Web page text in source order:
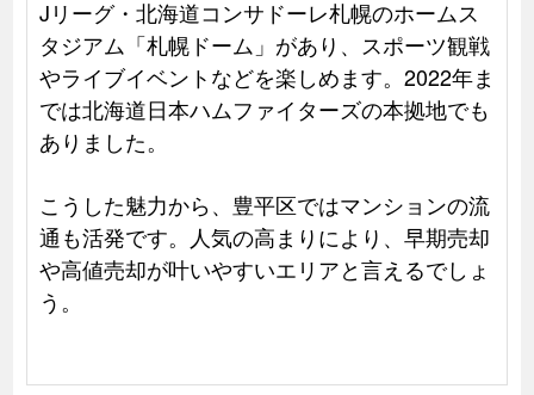
Jリーグ・北海道コンサドーレ札幌のホームス
タジアム「札幌ドーム」があり、スポーツ観戦
やライブイベントなどを楽しめます。2022年ま
では北海道日本ハムファイターズの本拠地でも
ありました。
こうした魅力から、豊平区ではマンションの流
通も活発です。人気の高まりにより、早期売却
や高値売却が叶いやすいエリアと言えるでしょ
う。